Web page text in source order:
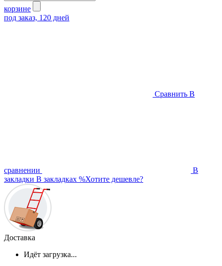
корзине
под заказ, 120 дней
Сравнить В
сравнении
В
закладки В закладках %Хотите дешевле?
Доставка
Идёт загрузка...